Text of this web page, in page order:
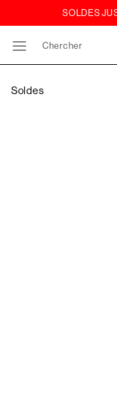
Chercher
Soldes